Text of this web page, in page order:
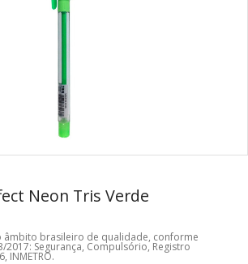
Neon Tris Verde
âmbito brasileiro de qualidade, conforme
2017: Segurança, Compulsório, Registro
INMETRO.